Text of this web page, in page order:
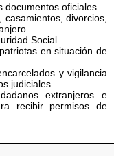
oficiales.
divorcios,
Social.
en situación de
y vigilancia
judiciales.
extranjeros e
recibir permisos de